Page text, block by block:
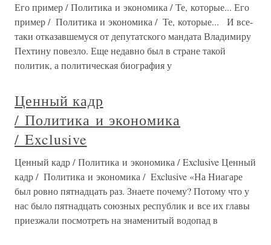
Его пример / Политика и экономика / Те, которые... Его
пример / Политика и экономика / Те, которые... И все-
таки отказавшемуся от депутатского мандата Владимиру
Пехтину повезло. Еще недавно был в стране такой
политик, а политическая биография у
Ценный кадр
/ Политика и экономика
/ Exclusive
Ценный кадр / Политика и экономика / Exclusive Ценный
кадр / Политика и экономика / Exclusive «На Ниагаре
был ровно пятнадцать раз. Знаете почему? Потому что у
нас было пятнадцать союзных республик и все их главы
приезжали посмотреть на знаменитый водопад в